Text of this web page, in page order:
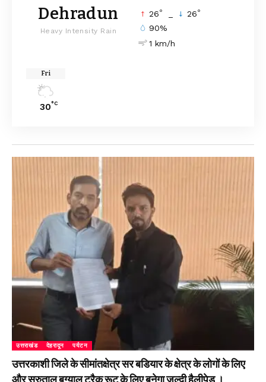
Dehradun
Heavy Intensity Rain
26° 26°
90%
1 km/h
Fri
30°C
उत्तराखंड देहरादून पर्यटन
उत्तरकाशी जिले के सीमांतक्षेत्र सर बडियार के क्षेत्र के लोगों के लिए